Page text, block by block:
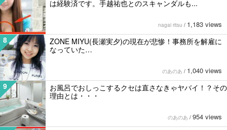
は経験済です。手越祐也とのスキャンダルも...
nagai ritsu / 1,183 views
8
ZONE MIYU(長瀬実夕)の現在が悲惨！事務所を解雇に
なっていた…
のあのあ / 1,040 views
9
お風呂でおしっこするクセは直さなきゃヤバイ！？その
理由とは・・・
のあのあ / 954 views